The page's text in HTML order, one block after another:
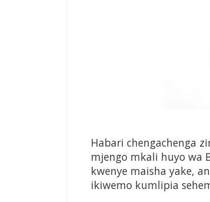
Habari chengachenga
mjengo mkali huyo wa
kwenye maisha yake,
ikiwemo kumlipia